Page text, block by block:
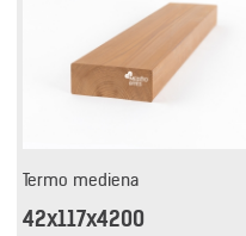
Termo mediena
42x117x4200